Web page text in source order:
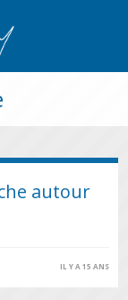
autour
IL Y A 15 ANS